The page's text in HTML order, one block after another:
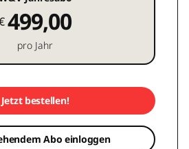
499,00
pro Jahr
Jetzt bestellen!
Abo einloggen